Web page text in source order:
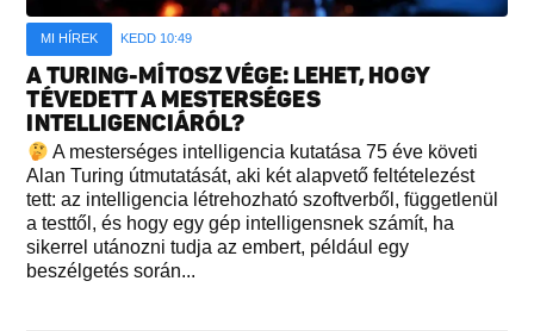
MI HÍREK KEDD 10:49
A TURING-MÍTOSZ VÉGE: LEHET, HOGY
TÉVEDETT A MESTERSÉGES
INTELLIGENCIÁRÓL?
A mesterséges intelligencia kutatása 75 éve követi
Alan Turing útmutatását, aki két alapvető feltételezést
tett: az intelligencia létrehozható szoftverből, függetlenül
a testtől, és hogy egy gép intelligensnek számít, ha
sikerrel utánozni tudja az embert, például egy
beszélgetés során...